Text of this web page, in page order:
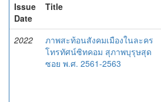
Issue
Date
Title
2022
ภาพสะท้อนสังคมเมืองในละคร
โทรทัศน์ซิทคอม สุภาพบุรุษสุด
ซอย พ.ศ. 2561-2563